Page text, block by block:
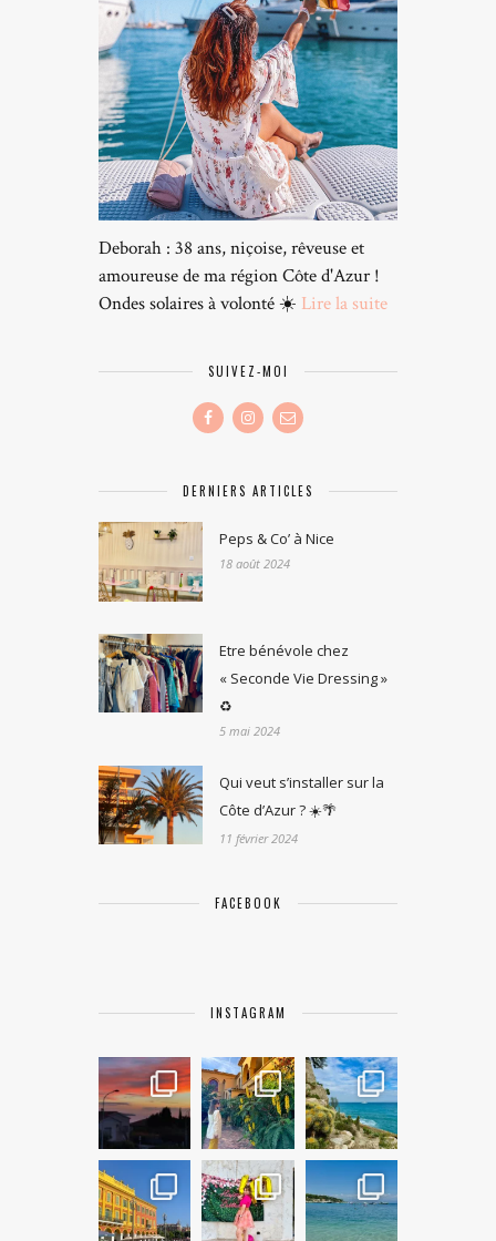
Deborah : 38 ans, niçoise, rêveuse et
amoureuse de ma région Côte d'Azur !
Ondes solaires à volonté ☀️ Lire la suite
SUIVEZ-MOI
DERNIERS ARTICLES
Peps & Co’ à Nice
18 août 2024
Etre bénévole chez
« Seconde Vie Dressing »
♻️
5 mai 2024
Qui veut s’installer sur la
Côte d’Azur ? ☀️🌴
11 février 2024
FACEBOOK
INSTAGRAM